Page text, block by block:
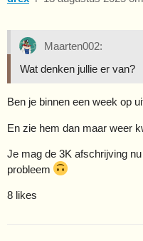
Maarten002:
Wat denken jullie er van?
Ben je binnen een week op
En zie hem dan maar weer
Je mag de 3K afschrijving
probleem
8 likes